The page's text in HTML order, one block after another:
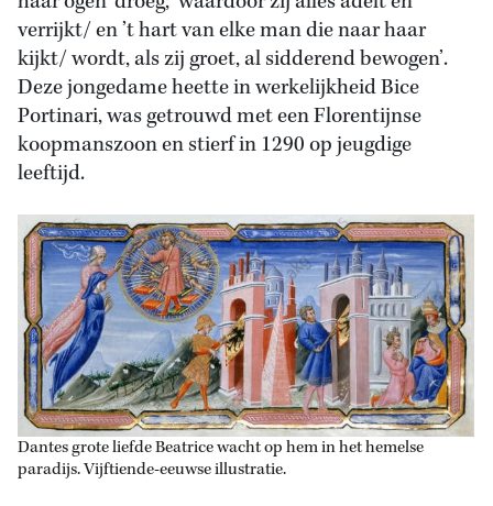
verrijkt/ en ’t hart van elke man die naar haar
kijkt/ wordt, als zij groet, al sidderend bewogen’.
Deze jongedame heette in werkelijkheid Bice
Portinari, was getrouwd met een Florentijnse
koopmanszoon en stierf in 1290 op jeugdige
leeftijd.
Dantes grote liefde Beatrice wacht op hem in het hemelse
paradijs. Vijftiende-eeuwse illustratie.